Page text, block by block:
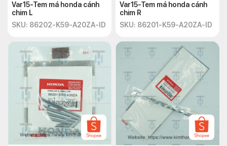
Var15-Tem má honda cánh
chim L
SKU: 86202-K59-A20ZA-ID
Var15-Tem má honda cánh
chim R
SKU: 86201-K59-A20ZA-ID